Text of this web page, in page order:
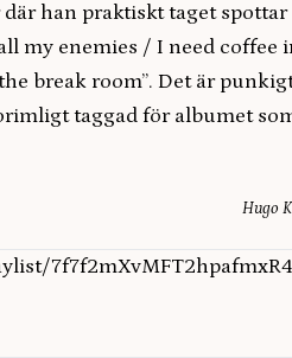
han praktiskt taget
my enemies / I need coffee
break room”. Det är
taggad för albumet
Hugo